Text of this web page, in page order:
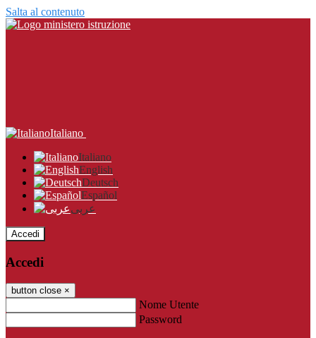
Salta al contenuto
Italiano
Italiano
English
Deutsch
Español
عربى
Accedi
Accedi
button close ×
Nome Utente
Password